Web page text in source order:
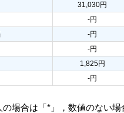
31,030円
-円
-円
-円
1,825円
-円
場合は「*」，数値のない場